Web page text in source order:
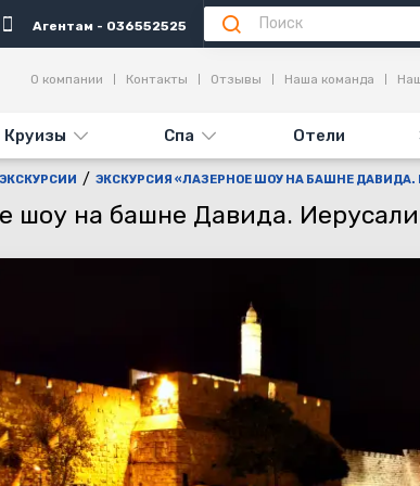
Агентам - 036552525
Круизы Спа Отели
О компании Контакты Отзывы Наша команда
ЭКСКУРСИИ ЭКСКУРСИЯ «ЛАЗЕРНОЕ ШОУ НА БАШНЕ
шоу на башне Давида.
Информация Достопримечательности